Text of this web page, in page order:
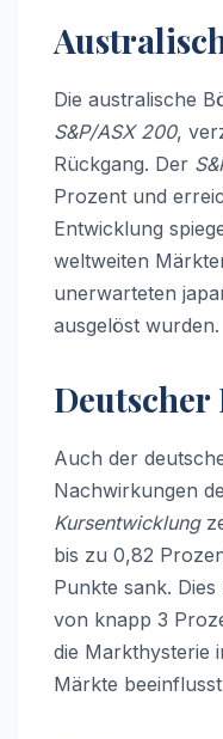
Die australische
S&P/ASX 200,
Rückgang. Der
Prozent und
Entwicklung
weltweiten
unerwarteten
ausgelöst wurden.
Deutscher
Auch der
Nachwirkungen
Kursentwicklung
bis zu 0,82
Punkte sank.
von knapp 3
die Markthysterie
Märkte